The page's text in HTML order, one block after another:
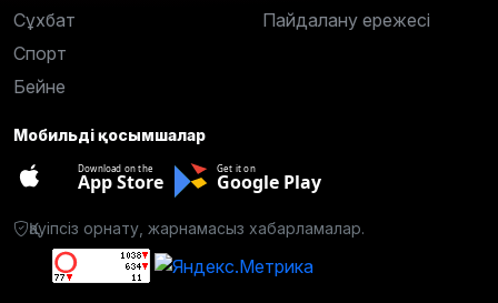
Сұхбат
Спорт
Бейне
Пайдалану ережесі
Мобильді қосымшалар
Download on the
App Store
Get it on
Google Play
Қауіпсіз орнату, жарнамасыз хабарламалар.